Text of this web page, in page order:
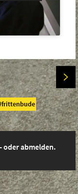
frittenbude
oder abmelden.